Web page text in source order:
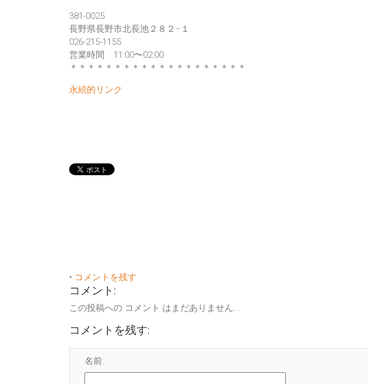
381-0025
長野県長野市北長池２８２−１‎
026-215-1155
営業時間 11:00〜02:00
＊＊＊＊＊＊＊＊＊＊＊＊＊＊＊＊＊＊＊＊
永続的リンク
• コメントを残す
コメント:
この投稿への コメント はまだありません...
コメントを残す:
名前: